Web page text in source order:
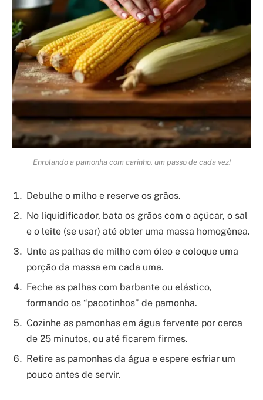
Enrolando a pamonha com carinho, um passo de cada vez!
Debulhe o milho e reserve os grãos.
No liquidificador, bata os grãos com o açúcar, o sal
e o leite (se usar) até obter uma massa homogênea.
Unte as palhas de milho com óleo e coloque uma
porção da massa em cada uma.
Feche as palhas com barbante ou elástico,
formando os “pacotinhos” de pamonha.
Cozinhe as pamonhas em água fervente por cerca
de 25 minutos, ou até ficarem firmes.
Retire as pamonhas da água e espere esfriar um
pouco antes de servir.